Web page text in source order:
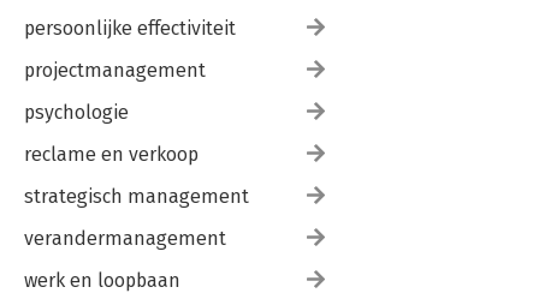
persoonlijke effectiviteit
projectmanagement
psychologie
reclame en verkoop
strategisch management
verandermanagement
werk en loopbaan